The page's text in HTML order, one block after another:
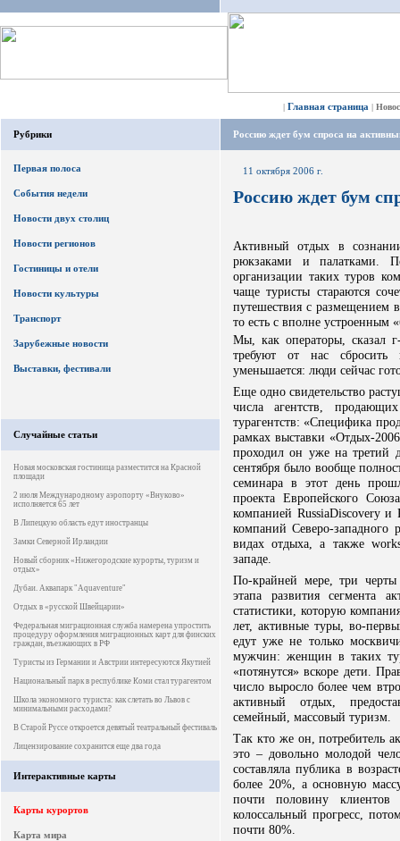
| Главная страница |
Рубрики
Первая полоса
События недели
Новости двух столиц
Новости регионов
Гостиницы и отели
Новости культуры
Транспорт
Зарубежные новости
Выставки, фестивали
Случайные статьи
Новая московская гостиница разместится на Красной
площади
2 июля Международному аэропорту «Внуково»
исполняется 65 лет
В Липецкую область едут иностранцы
Замки Северной Ирландии
Новый сборник «Нижегородские курорты, туризм и
отдых»
Дубаи. Аквапарк "Aquaventure"
Отдых в «русской Швейцарии»
Федеральная миграционная служба намерена упростить
процедуру оформления миграционных карт для финских
граждан, въезжающих в РФ
Туристы из Германии и Австрии интересуются Якутией
Национальный парк в республике Коми стал турагентом
Школа экономного туриста: как слетать во Львов с
минимальными расходами?
В Старой Руссе откроется девятый театральный фестиваль
Лицензирование сохранится еще два года
Интерактивные карты
Карты курортов
Карта мира
Россию ждет бум спроса на
11 октября 2006 г.
Россию ждет бум
Активный отдых в
рюкзаками и палатками.
организации таких туров
чаще туристы стараются
путешествия с размещением
то есть с вполне устроенным
Мы, как операторы, сказал
требуют от нас
уменьшается: люди сейчас
Еще одно свидетельство
числа агентств,
турагентств: «Специфика
рамках выставки «Отдых-
проходил он уже на третий
сентября было вообще
семинара в этот день
проекта Европейского
компанией RussiaDiscovery и
компаний Северо-
видах отдыха, а также
западе.
По-крайней мере, три
этапа развития сегмента
статистики, которую
лет, активные туры, во-
едут уже не только
мужчин: женщин в таких
«потянутся» вскоре дети.
число выросло более чем
активный отдых,
семейный, массовый туризм.
Так кто же он, потребитель
это – довольно молодой
составляла публика в
более 20%, а основную
почти половину
колоссальный прогресс,
почти 80%.